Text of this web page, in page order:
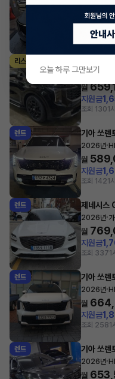
월
조회 1191
리스
2026년
월
지원금
조회 1301
렌트 기아 쏘렌
2026년·
월
지원금
조회 1421
렌트 제네시스
2026년·
월
지원금
조회 3371
렌트 기아 쏘렌
2026년·
월
지원금
조회 2581
렌트 기아 쏘렌
2026년·
월
오늘 하루 그만보기